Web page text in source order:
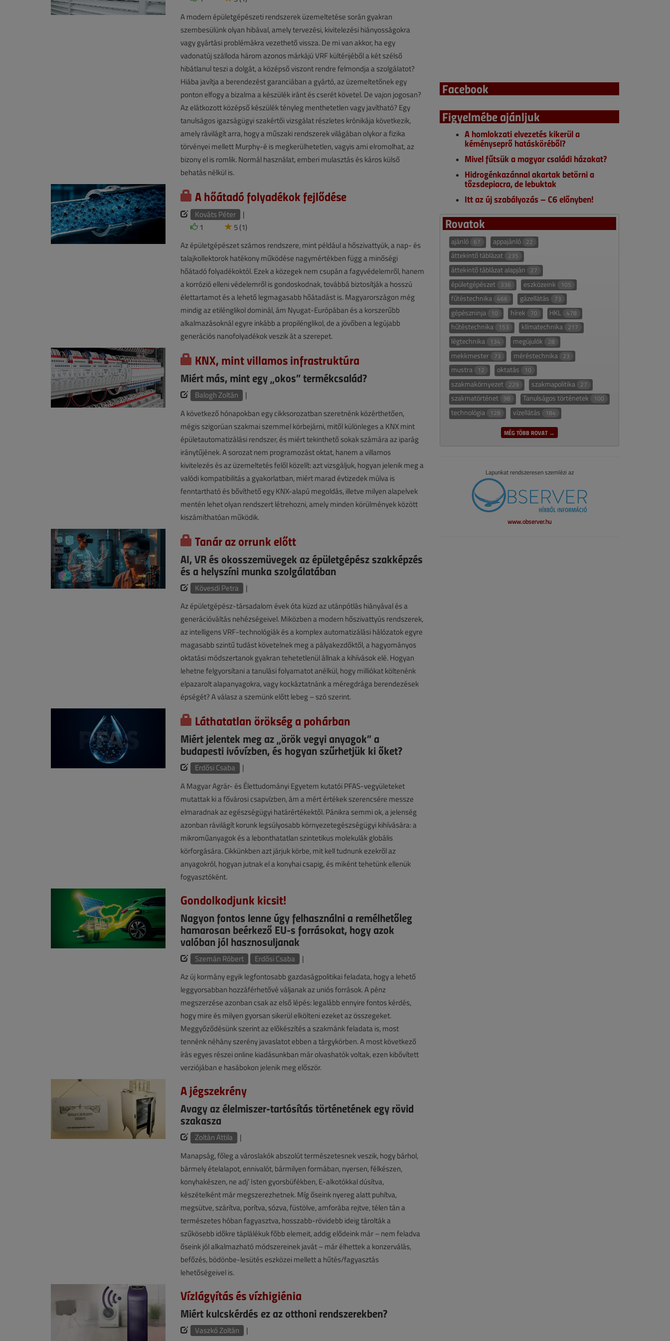
A modern épületgépészeti rendszerek üzemeltetése során gyakran
szembesülünk olyan hibával, amely tervezési, kivitelezési hiányosságokra
vagy gyártási problémákra vezethető vissza. De mi van akkor, ha egy
vadonatúj szálloda három azonos márkájú VRF kültérijéből a két szélső
hibátlanul teszi a dolgát, a középső viszont rendre felmondja a szolgálatot?
Hiába javítja a berendezést garanciában a gyártó, az üzemeltetőnek egy
ponton elfogy a bizalma a készülék iránt és cserét követel. De vajon jogosan?
Az elátkozott középső készülék tényleg menthetetlen vagy javítható? Egy
tanulságos igazságügyi szakértői vizsgálat részletes krónikája következik,
amely rávilágít arra, hogy a műszaki rendszerek világában olykor a fizika
törvényei mellett Murphy-é is megkerülhetetlen, vagyis ami elromolhat, az
bizony el is romlik. Normál használat, emberi mulasztás és káros külső
behatás nélkül is.
A hőátadó folyadékok fejlődése
Kováts Péter
|
1
5 (1)
Az épületgépészet számos rendszere, mint például a hőszivattyúk, a nap- és
talajkollektorok hatékony működése nagymértékben függ a minőségi
hőátadó folyadékoktól. Ezek a közegek nem csupán a fagyvédelemről, hanem
a korrózió elleni védelemről is gondoskodnak, továbbá biztosítják a hosszú
élettartamot és a lehető legmagasabb hőátadást is. Magyarországon még
mindig az etilénglikol dominál, ám Nyugat-Európában és a korszerűbb
alkalmazásoknál egyre inkább a propilénglikol, de a jövőben a legújabb
generációs nanofolyadékok veszik át a szerepet.
KNX, mint villamos infrastruktúra
Miért más, mint egy „okos” termékcsalád?
Balogh Zoltán
|
A következő hónapokban egy cikksorozatban szeretnénk közérthetően,
mégis szigorúan szakmai szemmel körbejárni, mitől különleges a KNX mint
épületautomatizálási rendszer, és miért tekinthető sokak számára az iparág
iránytűjének. A sorozat nem programozást oktat, hanem a villamos
kivitelezés és az üzemeltetés felől közelít: azt vizsgáljuk, hogyan jelenik meg a
valódi kompatibilitás a gyakorlatban, miért marad évtizedek múlva is
fenntartható és bővíthető egy KNX-alapú megoldás, illetve milyen alapelvek
mentén lehet olyan rendszert létrehozni, amely minden körülmények között
kiszámíthatóan működik.
Tanár az orrunk előtt
AI, VR és okosszemüvegek az épületgépész szakképzés
és a helyszíni munka szolgálatában
Kövesdi Petra
|
Az épületgépész-társadalom évek óta küzd az utánpótlás hiányával és a
generációváltás nehézségeivel. Miközben a modern hőszivattyús rendszerek,
az intelligens VRF-technológiák és a komplex automatizálási hálózatok egyre
magasabb szintű tudást követelnek meg a pályakezdőktől, a hagyományos
oktatási módszertanok gyakran tehetetlenül állnak a kihívások elé. Hogyan
lehetne felgyorsítani a tanulási folyamatot anélkül, hogy milliókat költenénk
elpazarolt alapanyagokra, vagy kockáztatnánk a méregdrága berendezések
épségét? A válasz a szemünk előtt lebeg – szó szerint.
Láthatatlan örökség a pohárban
Miért jelentek meg az „örök vegyi anyagok” a
budapesti ivóvízben, és hogyan szűrhetjük ki őket?
Erdősi Csaba
|
A Magyar Agrár- és Élettudományi Egyetem kutatói PFAS-vegyületeket
mutattak ki a fővárosi csapvízben, ám a mért értékek szerencsére messze
elmaradnak az egészségügyi határértékektől. Pánikra semmi ok, a jelenség
azonban rávilágít korunk legsúlyosabb környezetegészségügyi kihívására: a
mikroműanyagok és a lebonthatatlan szintetikus molekulák globális
körforgására. Cikkünkben azt járjuk körbe, mit kell tudnunk ezekről az
anyagokról, hogyan jutnak el a konyhai csapig, és miként tehetünk ellenük
fogyasztóként.
Gondolkodjunk kicsit!
Nagyon fontos lenne úgy felhasználni a remélhetőleg
hamarosan beérkező EU-s forrásokat, hogy azok
valóban jól hasznosuljanak
Szemán Róbert Erdősi Csaba
|
Az új kormány egyik legfontosabb gazdaságpolitikai feladata, hogy a lehető
leggyorsabban hozzáférhetővé váljanak az uniós források. A pénz
megszerzése azonban csak az első lépés: legalább ennyire fontos kérdés,
hogy mire és milyen gyorsan sikerül elkölteni ezeket az összegeket.
Meggyőződésünk szerint az előkészítés a szakmánk feladata is, most
tennénk néhány szerény javaslatot ebben a tárgykörben. A most következő
írás egyes részei online kiadásunkban már olvashatók voltak, ezen kibővített
verziójában e hasábokon jelenik meg először.
A jégszekrény
Avagy az élelmiszer-tartósítás történetének egy rövid
szakasza
Zoltán Attila
|
Manapság, főleg a városlakók abszolút természetesnek veszik, hogy bárhol,
bármely ételalapot, ennivalót, bármilyen formában, nyersen, félkészen,
konyhakészen, ne adj’ Isten gyorsbüfékben, E-alkotókkal dúsítva,
készételként már megszerezhetnek. Míg őseink nyereg alatt puhítva,
megsütve, szárítva, porítva, sózva, füstölve, amforába rejtve, télen tán a
természetes hóban fagyasztva, hosszabb-rövidebb ideig tárolták a
szűkösebb időkre táplálékuk főbb elemeit, addig elődeink már – nem feladva
őseink jól alkalmazható módszereinek javát – már élhettek a konzerválás,
befőzés, bödönbe-lesütés eszközei mellett a hűtés/fagyasztás
lehetőségeivel is.
Vízlágyítás és vízhigiénia
Miért kulcskérdés ez az otthoni rendszerekben?
Vaszkó Zoltán |
Facebook
Figyelmébe ajánljuk
A homlokzati elvezetés kikerül a
kéményseprő hatásköréből?
Mivel fűtsük a magyar családi házakat?
Hidrogénkazánnal akartak betörni a
tőzsdepiacra, de lebuktak
Itt az új szabályozás – C6 előnyben!
Rovatok
ajánló 67 appajánló 22
áttekintő táblázat 235
áttekintő táblázat alapján 27
épületgépészet 336 eszközeink 105
fűtéstechnika 466 gázellátás 73
gépészninja 10 hírek 70 HKL 478
hűtéstechnika 153 klímatechnika 217
légtechnika 134 megújulók 28
mekkmester 73 méréstechnika 23
mustra 12 oktatás 10
szakmakörnyezet 229 szakmapolitika 27
szakmatörténet 98 Tanulságos történetek 100
technológia 128 vízellátás 184
MÉG TÖBB ROVAT →
Lapunkat rendszeresen szemlézi az
www.observer.hu